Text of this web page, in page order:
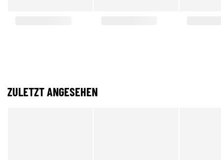
ZULETZT ANGESEHEN